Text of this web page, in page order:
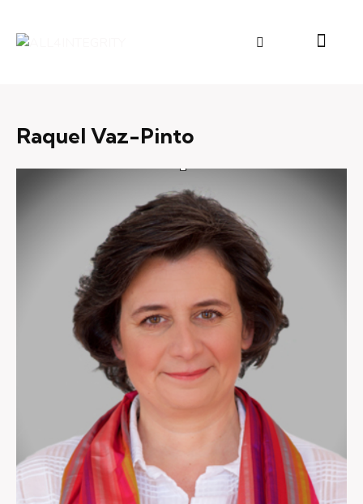
Raquel Vaz-Pinto